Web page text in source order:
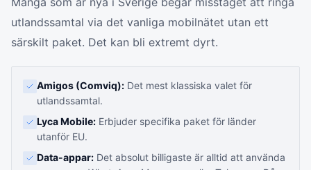
utlandssamtal via det vanliga mobilnätet utan ett
särskilt paket. Det kan bli extremt dyrt.
Amigos (Comviq): Det mest klassiska valet för
utlandssamtal.
Lyca Mobile: Erbjuder specifika paket för länder
utanför EU.
Data-appar: Det absolut billigaste är alltid att använda